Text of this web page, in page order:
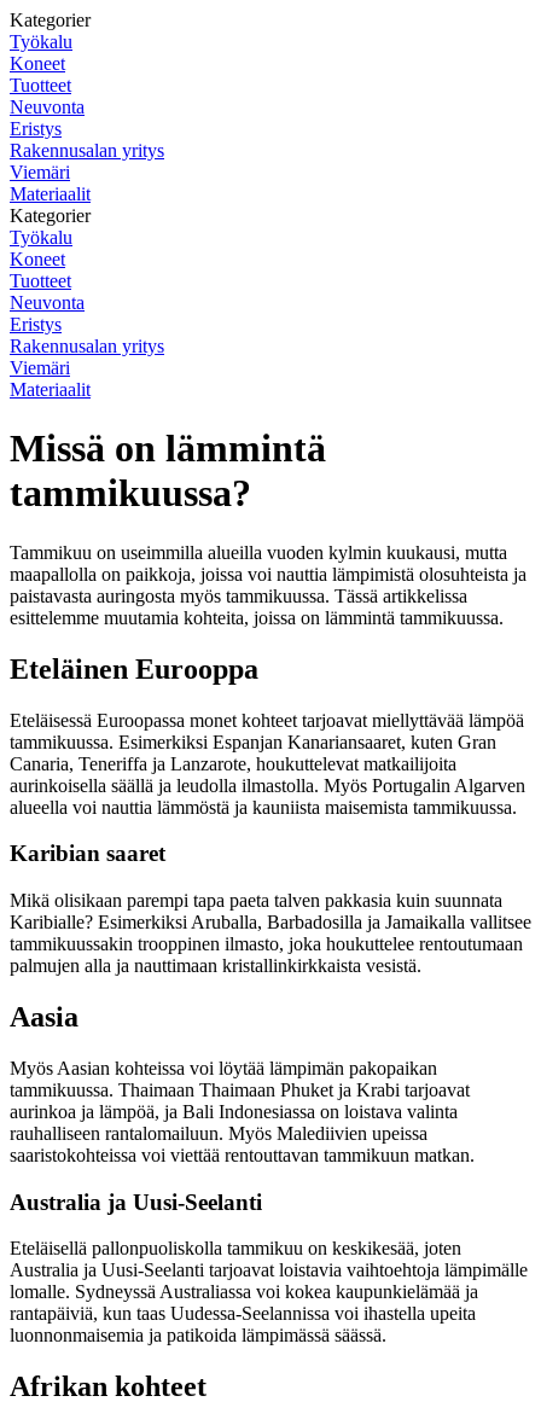
Kategorier
Työkalu
Koneet
Tuotteet
Neuvonta
Eristys
Rakennusalan yritys
Viemäri
Materiaalit
Kategorier
Työkalu
Koneet
Tuotteet
Neuvonta
Eristys
Rakennusalan yritys
Viemäri
Materiaalit
Missä on lämmintä
tammikuussa?
Tammikuu on useimmilla alueilla vuoden kylmin kuukausi, mutta
maapallolla on paikkoja, joissa voi nauttia lämpimistä olosuhteista ja
paistavasta auringosta myös tammikuussa. Tässä artikkelissa
esittelemme muutamia kohteita, joissa on lämmintä tammikuussa.
Eteläinen Eurooppa
Eteläisessä Euroopassa monet kohteet tarjoavat miellyttävää lämpöä
tammikuussa. Esimerkiksi Espanjan Kanariansaaret, kuten Gran
Canaria, Teneriffa ja Lanzarote, houkuttelevat matkailijoita
aurinkoisella säällä ja leudolla ilmastolla. Myös Portugalin Algarven
alueella voi nauttia lämmöstä ja kauniista maisemista tammikuussa.
Karibian saaret
Mikä olisikaan parempi tapa paeta talven pakkasia kuin suunnata
Karibialle? Esimerkiksi Aruballa, Barbadosilla ja Jamaikalla vallitsee
tammikuussakin trooppinen ilmasto, joka houkuttelee rentoutumaan
palmujen alla ja nauttimaan kristallinkirkkaista vesistä.
Aasia
Myös Aasian kohteissa voi löytää lämpimän pakopaikan
tammikuussa. Thaimaan Thaimaan Phuket ja Krabi tarjoavat
aurinkoa ja lämpöä, ja Bali Indonesiassa on loistava valinta
rauhalliseen rantalomailuun. Myös Malediivien upeissa
saaristokohteissa voi viettää rentouttavan tammikuun matkan.
Australia ja Uusi-Seelanti
Eteläisellä pallonpuoliskolla tammikuu on keskikesää, joten
Australia ja Uusi-Seelanti tarjoavat loistavia vaihtoehtoja lämpimälle
lomalle. Sydneyssä Australiassa voi kokea kaupunkielämää ja
rantapäiviä, kun taas Uudessa-Seelannissa voi ihastella upeita
luonnonmaisemia ja patikoida lämpimässä säässä.
Afrikan kohteet